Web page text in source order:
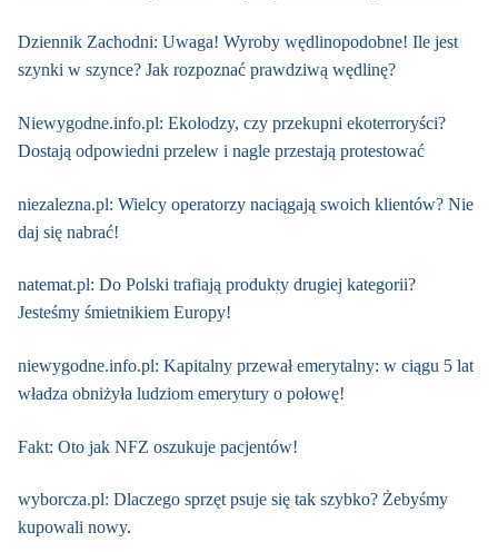
Dziennik Zachodni: Uwaga! Wyroby wędlinopodobne! Ile jest
szynki w szynce? Jak rozpoznać prawdziwą wędlinę?
Niewygodne.info.pl: Ekolodzy, czy przekupni ekoterroryści?
Dostają odpowiedni przelew i nagle przestają protestować
niezalezna.pl: Wielcy operatorzy naciągają swoich klientów? Nie
daj się nabrać!
natemat.pl: Do Polski trafiają produkty drugiej kategorii?
Jesteśmy śmietnikiem Europy!
niewygodne.info.pl: Kapitalny przewał emerytalny: w ciągu 5 lat
władza obniżyła ludziom emerytury o połowę!
Fakt: Oto jak NFZ oszukuje pacjentów!
wyborcza.pl: Dlaczego sprzęt psuje się tak szybko? Żebyśmy
kupowali nowy.